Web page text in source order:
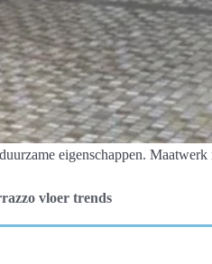
eigenschappen.
vloer trends